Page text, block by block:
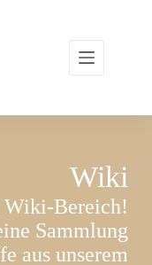
Wiki
Wiki-Bereich!
Sammlung
aus unserem